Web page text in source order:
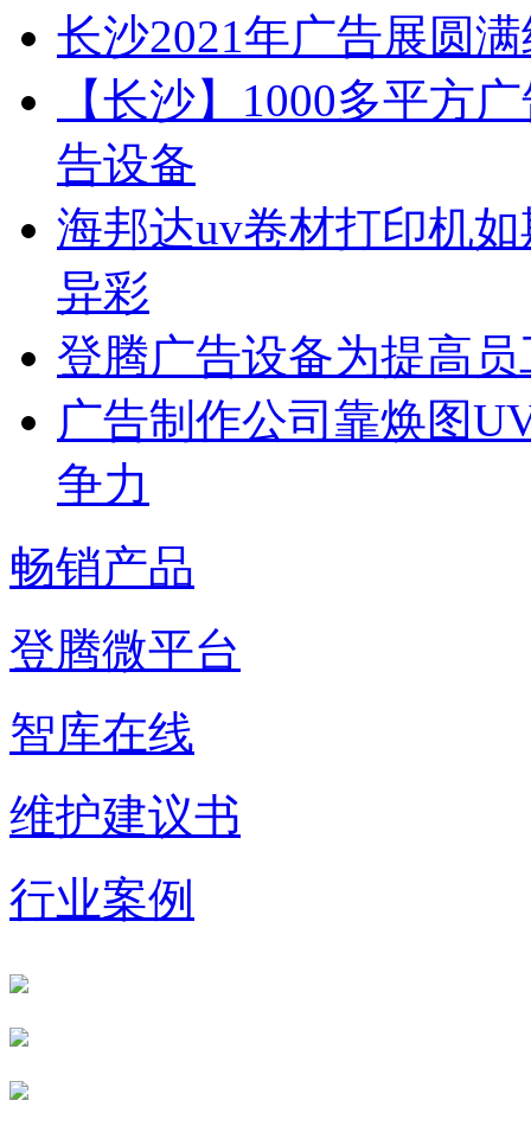
长沙2021年广告展圆
【长沙】1000多平方
告设备
海邦达uv卷材打印机
异彩
登腾广告设备为提高
广告制作公司靠焕图
争力
畅销产品
登腾微平台
智库在线
维护建议书
行业案例